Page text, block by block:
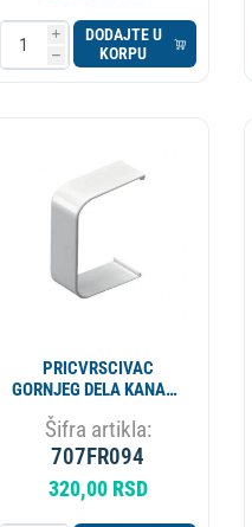
i
h
DODAJTE U
KORPU
PRICVRSCIVAC
GORNJEG DELA KANALA
125X75 CPLUS 9803-
102-08
Šifra artikla:
707FR094
320,00 RSD